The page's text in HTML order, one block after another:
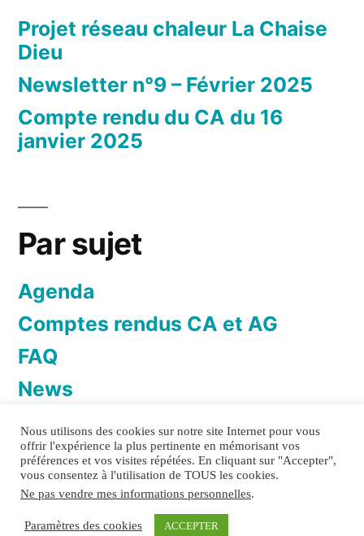
Projet réseau chaleur La Chaise
Dieu
Newsletter n°9 – Février 2025
Compte rendu du CA du 16
janvier 2025
Par sujet
Agenda
Comptes rendus CA et AG
FAQ
News
Newsletter
Politique de confidentialité
Nous utilisons des cookies sur notre site Internet pour vous
offrir l'expérience la plus pertinente en mémorisant vos
préférences et vos visites répétées. En cliquant sur "Accepter",
vous consentez à l'utilisation de TOUS les cookies.
Ne pas vendre mes informations personnelles.
Paramètres des cookies ACCEPTER